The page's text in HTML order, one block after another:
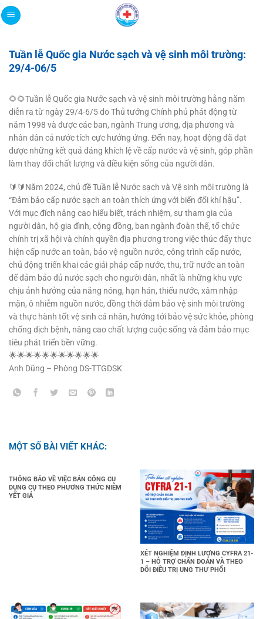
Bỏ
qua
dung
Tuần lễ Quốc gia Nước sạch và vệ sinh môi trường:
29/4-06/5
🌻🌻Tuần lễ Quốc gia Nước sạch và vệ sinh môi trường hằng năm
diễn ra từ ngày 29/4-6/5 do Thủ tướng Chính phủ phát động từ
năm 1998 và được các ban, ngành Trung ương, địa phương và
nhân dân cả nước tích cực hưởng ứng. Đến nay, hoạt động đã đạt
được những kết quả đáng khích lệ về cấp nước và vệ sinh, góp phần
làm thay đổi chất lượng và điều kiện sống của người dân.
🔰🔰Năm 2024, chủ đề Tuần lễ Nước sạch và Vệ sinh môi trường là
“Đảm bảo cấp nước sạch an toàn thích ứng với biến đổi khí hậu”.
Với mục đích nâng cao hiểu biết, trách nhiệm, sự tham gia của
người dân, hộ gia đình, cộng đồng, ban ngành đoàn thể, tổ chức
chính trị xã hội và chính quyền địa phương trong việc thúc đẩy thực
hiện cấp nước an toàn, bảo vệ nguồn nước, công trình cấp nước,
chủ động triển khai các giải pháp cấp nước, thu, trữ nước an toàn
để đảm bảo đủ nước sạch cho người dân, nhất là những khu vực
chịu ảnh hưởng của nắng nóng, hạn hán, thiếu nước, xâm nhập
mặn, ô nhiễm nguồn nước, đồng thời đảm bảo vệ sinh môi trường
và thực hành tốt vệ sinh cá nhân, hướng tới bảo vệ sức khỏe, phòng
chống dịch bệnh, nâng cao chất lượng cuộc sống và đảm bảo mục
tiêu phát triển bền vững.
🌟🌟🌟🌟🌟🌟🌟🌟🌟🌟🌟
Anh Dũng – Phòng DS-TTGDSK
MỘT SỐ BÀI VIẾT KHÁC:
THÔNG BÁO VỀ VIỆC BÁN CÔNG CỤ
DỤNG CỤ THEO PHƯƠNG THỨC NIÊM
YẾT GIÁ
XÉT NGHIỆM ĐỊNH LƯỢNG CYFRA 21-
1 – HỖ TRỢ CHẨN ĐOÁN VÀ THEO
DÕI ĐIỀU TRỊ UNG THƯ PHỔI